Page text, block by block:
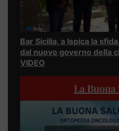
Bar Sicilia, a Ispica la
dal nuovo governo della
VIDEO
La Buona